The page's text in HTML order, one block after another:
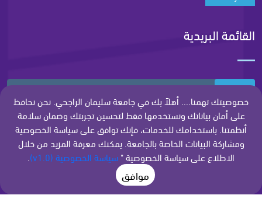
القائمة البريدية
خصوصيتك تهمنا.... أهلاً بك في جامعة سليمان الراجحي. نحن نحافظ
على أمان بياناتك ونستخدمها فقط لتحسين تجربتك وضمان سلامة
أنظمتنا. باستخدامك للخدمات، فإنك توافق على سياسة الخصوصية
ومشاركة البيانات الخاصة بالجامعة. يمكنك معرفة المزيد من خلال
الاطلاع على سياسة الخصوصية "سياسة الخصوصية (v1.0) .
موافق